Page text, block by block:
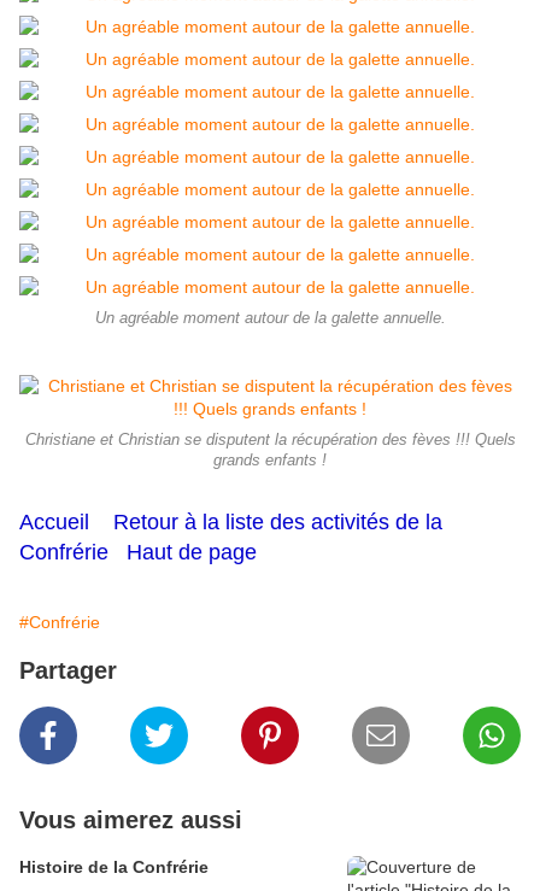
Un agréable moment autour de la galette annuelle.
Christiane et Christian se disputent la récupération des fèves !!! Quels
grands enfants !
Accueil
Retour à la liste des activités de la
Confrérie
Haut de page
#Confrérie
Partager
Vous aimerez aussi
Histoire de la Confrérie